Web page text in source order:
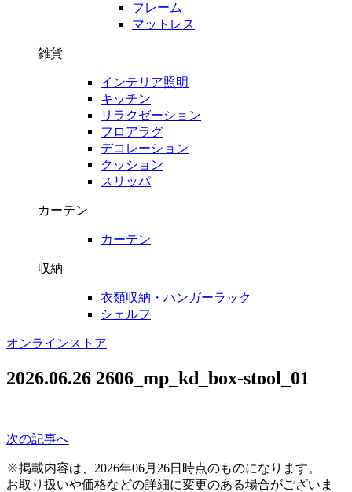
フレーム
マットレス
雑貨
インテリア照明
キッチン
リラクゼーション
フロアラグ
デコレーション
クッション
スリッパ
カーテン
カーテン
収納
衣類収納・ハンガーラック
シェルフ
オンラインストア
2026.06.26 2606_mp_kd_box-stool_01
次の記事へ
※掲載内容は、2026年06月26日時点のものになります。
お取り扱いや価格などの詳細に変更のある場合がございま